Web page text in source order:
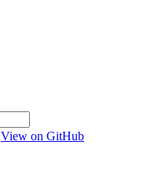
View on GitHub